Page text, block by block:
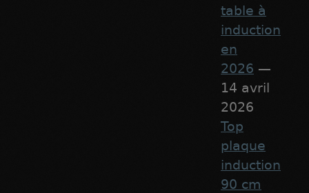
table à
induction
en
2026 —
14 avril
2026
Top
plaque
induction
90 cm